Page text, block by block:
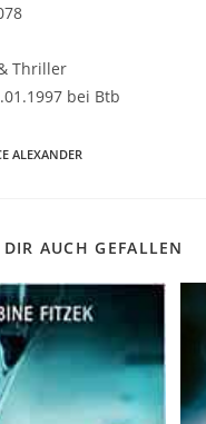
Thriller
bei Btb
ALEXANDER
AUCH GEFALLEN